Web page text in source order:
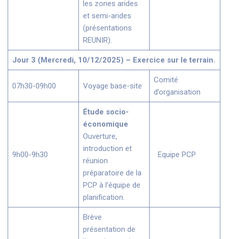
les zones arides
et semi-arides
(présentations
REUNIR).
Jour 3 (Mercredi, 10/12/2025) – Exercice sur le terrain.
07h30-09h00 Voyage base-site
Comité
d’organisation
9h00-9h30
Étude socio-
économique
Ouverture,
introduction et
réunion
préparatoire de la
PCP à l’équipe de
planification.
Equipe PCP
Brève
présentation de